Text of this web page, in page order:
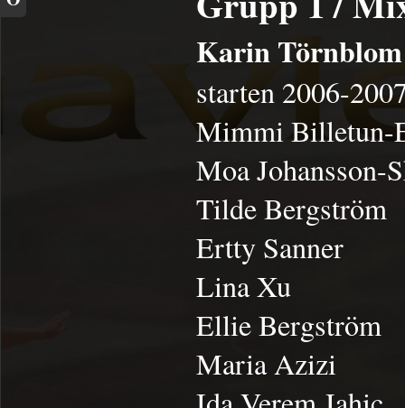
Karin
starten 2006-
Mimmi Billetun-
Moa Johansson-
Tilde Bergström
Ertty Sanner
Lina Xu
Ellie Bergström
Maria Azizi